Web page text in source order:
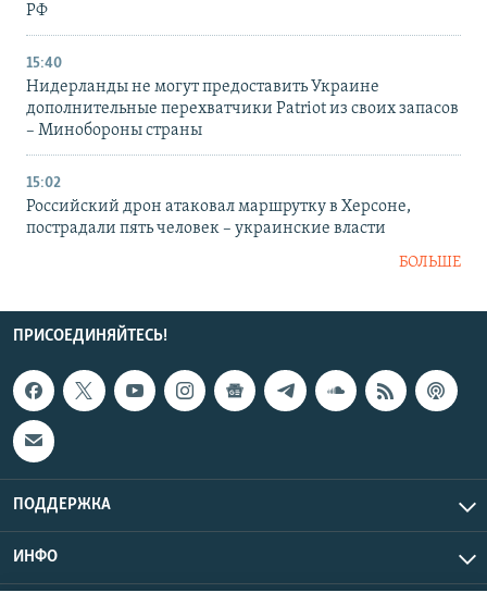
РФ
15:40
Нидерланды не могут предоставить Украине
дополнительные перехватчики Patriot из своих запасов
– Минобороны страны
15:02
Российский дрон атаковал маршрутку в Херсоне,
пострадали пять человек – украинские власти
БОЛЬШЕ
ПРИСОЕДИНЯЙТЕСЬ!
ПОДДЕРЖКА
ИНФО